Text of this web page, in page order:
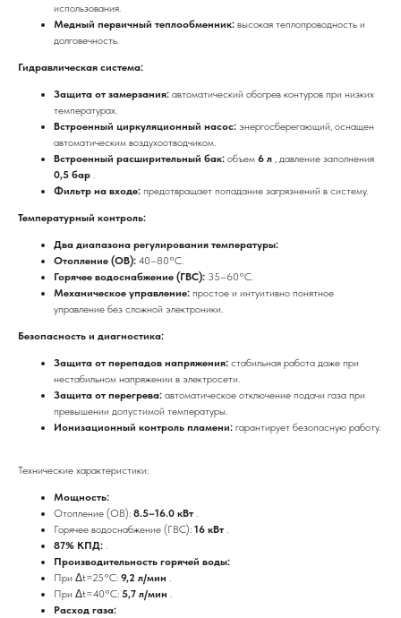
использования.
Медный первичный теплообменник: высокая теплопроводность и
долговечность.
Гидравлическая система:
Защита от замерзания: автоматический обогрев контуров при низких
температурах.
Встроенный циркуляционный насос: энергосберегающий, оснащен
автоматическим воздухоотводчиком.
Встроенный расширительный бак: объем 6 л , давление заполнения
0,5 бар .
Фильтр на входе: предотвращает попадание загрязнений в систему.
Температурный контроль:
Два диапазона регулирования температуры:
Отопление (ОВ): 40–80°C.
Горячее водоснабжение (ГВС): 35–60°C.
Механическое управление: простое и интуитивно понятное
управление без сложной электроники.
Безопасность и диагностика:
Защита от перепадов напряжения: стабильная работа даже при
нестабильном напряжении в электросети.
Защита от перегрева: автоматическое отключение подачи газа при
превышении допустимой температуры.
Ионизационный контроль пламени: гарантирует безопасную работу.
Технические характеристики:
Мощность:
Отопление (ОВ): 8.5–16.0 кВт .
Горячее водоснабжение (ГВС): 16 кВт .
87% КПД: .
Производительность горячей воды:
При Δt=25°C: 9,2 л/мин .
При Δt=40°C: 5,7 л/мин .
Расход газа: